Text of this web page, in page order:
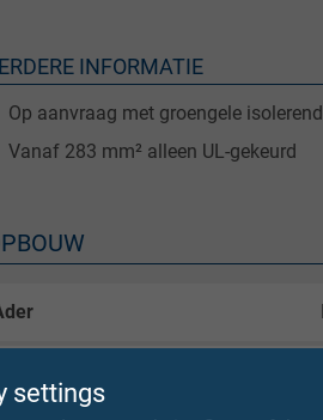
settings
INFORMATIE
Op aanvraag met groengele
Vanaf 283 mm² alleen UL-gekeurd